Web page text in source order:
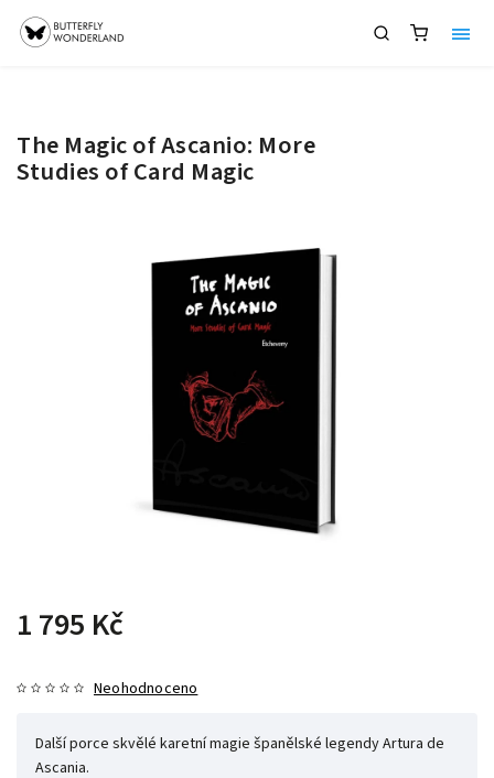
The Magic of Ascanio: More
Studies of Card Magic
1 795 Kč
Neohodnoceno
Další porce skvělé karetní magie španělské legendy Artura de
Ascania.